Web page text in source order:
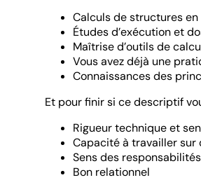
Calculs de structures
Études d’exécution et
Maîtrise d’outils de
Vous avez déjà une
Connaissances des
Et pour finir si ce descriptif
Rigueur technique et
Capacité à travailler sur
Sens des responsabilités
Bon relationnel